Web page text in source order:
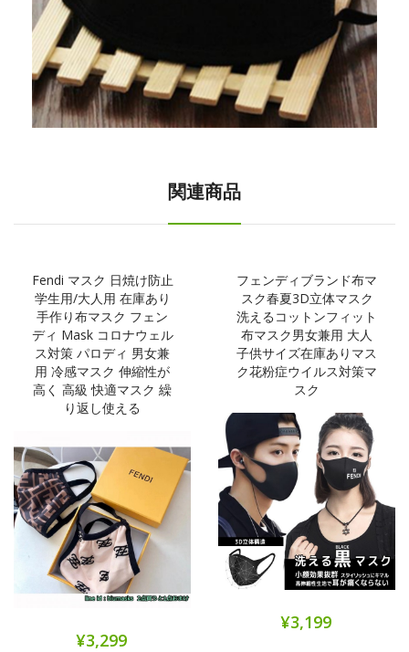
関連商品
Fendi マスク 日焼け防止
学生用/大人用 在庫あり
手作り布マスク フェン
ディ Mask コロナウェル
ス対策 パロディ 男女兼
用 冷感マスク 伸縮性が
高く 高級 快適マスク 繰
り返し使える
¥3,299
フェンディブランド布マ
スク春夏3D立体マスク
洗えるコットンフィット
布マスク男女兼用 大人
子供サイズ在庫ありマス
ク花粉症ウイルス対策マ
スク
¥3,199